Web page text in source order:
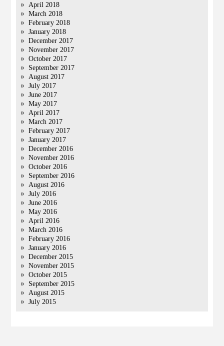
April 2018
March 2018
February 2018
January 2018
December 2017
November 2017
October 2017
September 2017
August 2017
July 2017
June 2017
May 2017
April 2017
March 2017
February 2017
January 2017
December 2016
November 2016
October 2016
September 2016
August 2016
July 2016
June 2016
May 2016
April 2016
March 2016
February 2016
January 2016
December 2015
November 2015
October 2015
September 2015
August 2015
July 2015